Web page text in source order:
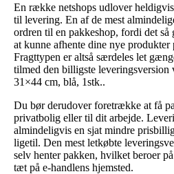
En række netshops udlover
til levering. En af de mest
ordren til en pakkeshop, fordi det
at kunne afhente dine nye
Fragttypen er altså særdeles let
tilmed den billigste leveringsversion
31×44 cm, blå, 1stk..
Du bør derudover foretrække at få
privatbolig eller til dit arbejde.
almindeligvis en sjat mindre
ligetil. Den mest letkøbte
selv henter pakken, hvilket beroer
tæt på e-handlens hjemsted.